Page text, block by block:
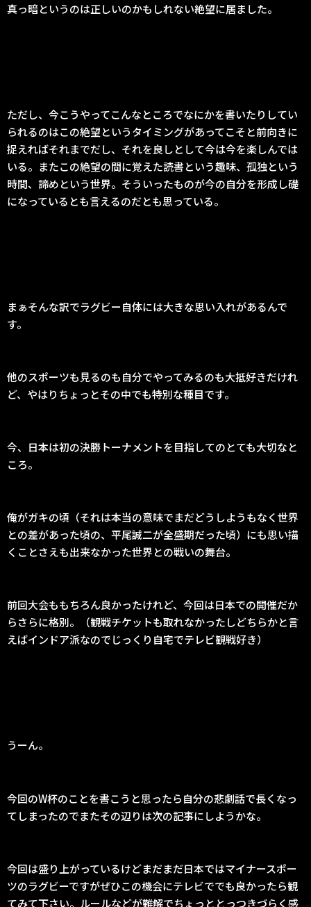
真っ暗というのは正しいのかもしれない絶望に居ました。
ただし、今こうやってこんなところでなにかを書いたりしてい
られるのはこの絶望というタイミングがあってこそと前向きに
捉えればそれまでだし、それを良しとして今は今を楽しんでは
いる。またこの絶望の間に覚えた読書という趣味、孤独という
時間、諦めという世界。そういったものが今の自分を形成し礎
になっているとも言えるのだとも思っている。
まぁそんな訳でラグビー自体には大きな思い入れがあるんで
す。
他のスポーツも見るのも自分でやってみるのも大抵好きだけれ
ど、やはりちょっとその中でも特別な種目です。
今、日本は初の決勝トーナメントを目指してのとても大切なと
ころ。
俺がガキの頃（それは本当の意味でまだどうしようもなく世界
との差があった頃の、平尾誠二が全盛期だった頃）にも思い描
くことさえも出来なかった世界との戦いの舞台。
前回大会ももちろん良かったけれど、今回は日本での開催だか
らさらに格別。（観戦チケットも取れなかったしどちらかと言
えばインドア派なのでじっくり自宅でテレビ観戦好き）
うーん。
今回のW杯のことを書こうと思ったら自分の悲劇話で長くなっ
てしまったのでまたその辺りは次の記事にしようかな。
今回は盛り上がっているけどまだまだ日本ではマイナースポー
ツのラグビーですがぜひこの機会にテレビででも良かったら観
てみて下さい。ルールなどが難解でちょっととっつきづらく感